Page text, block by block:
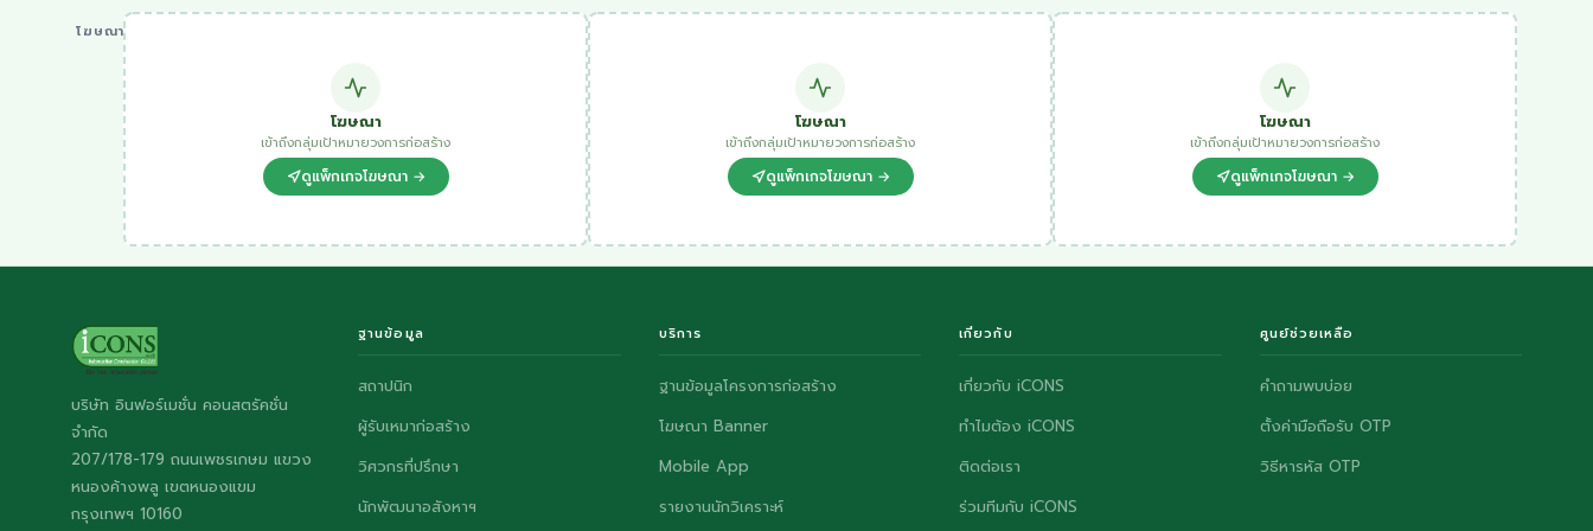
โฆษณา
โฆษณา
เข้าถึงกลุ่มเป้าหมายวงการก่อสร้าง
ดูแพ็กเกจโฆษณา →
โฆษณา
เข้าถึงกลุ่มเป้าหมายวงการก่อสร้าง
ดูแพ็กเกจโฆษณา →
โฆษณา
เข้าถึงกลุ่มเป้าหมายวงการก่อสร้าง
ดูแพ็กเกจโฆษณา →
บริษัท อินฟอร์เมชั่น คอนสตรัคชั่น
จำกัด
207/178-179 ถนนเพชรเกษม แขวง
หนองค้างพลู เขตหนองแขม
กรุงเทพฯ 10160
ฐานข้อมูล
สถาปนิก
ผู้รับเหมาก่อสร้าง
วิศวกรที่ปรึกษา
นักพัฒนาอสังหาฯ
บริการ
ฐานข้อมูลโครงการก่อสร้าง
โฆษณา Banner
Mobile App
รายงานนักวิเคราะห์
เกี่ยวกับ
เกี่ยวกับ iCONS
ทำไมต้อง iCONS
ติดต่อเรา
ร่วมทีมกับ iCONS
ศูนย์ช่วยเหลือ
คำถามพบบ่อย
ตั้งค่ามือถือรับ OTP
วิธีหารหัส OTP